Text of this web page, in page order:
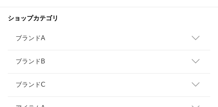
ショップカテゴリ
ブランドA
ブランドB
ブランドC